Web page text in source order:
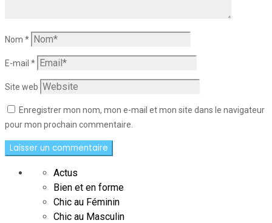
Nom *
E-mail *
Site web
Enregistrer mon nom, mon e-mail et mon site dans le navigateur
pour mon prochain commentaire.
Actus
Bien et en forme
Chic au Féminin
Chic au Masculin